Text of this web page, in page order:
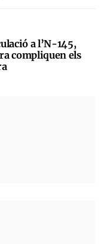
a l’N-145,
compliquen els